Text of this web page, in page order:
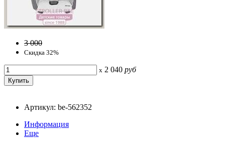
3 000
Скидка 32%
x 2 040 руб
Артикул: be-562352
Информация
Еще